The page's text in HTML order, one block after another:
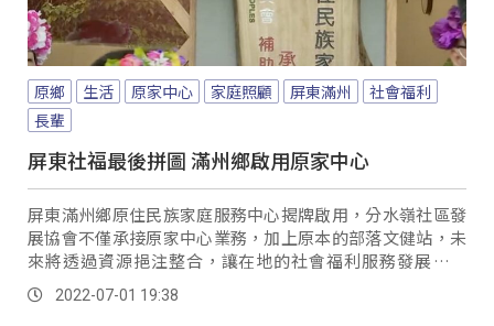
原鄉 生活 原家中心 家庭照顧 屏東滿州
社會福利
長輩
屏東社福最後拼圖 滿州鄉啟用原家中心
屏東滿州鄉原住民族家庭服務中心揭牌啟用，分水嶺社區發
展協會不僅承接原家中心業務，加上原本的部落文健站，未
來將透過資源挹注整合，讓在地的社會福利服務發展更完
善。2022-07-01 19:38